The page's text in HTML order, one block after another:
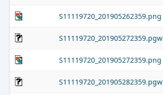
S11119720_201905262359.png
S11119720_201905272359.pgw
S11119720_201905272359.png
S11119720_201905282359.pgw